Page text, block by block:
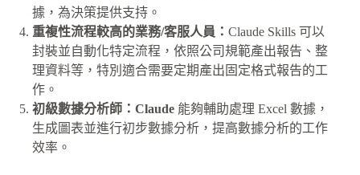
據，為決策提供支持。
重複性流程較高的業務/客服人員： Claude Skills 可以
封裝並自動化特定流程，依照公司規範產出報告、整
理資料等，特別適合需要定期產出固定格式報告的工
作。
初級數據分析師：Claude 能夠輔助處理 Excel 數據，
生成圖表並進行初步數據分析，提高數據分析的工作
效率。